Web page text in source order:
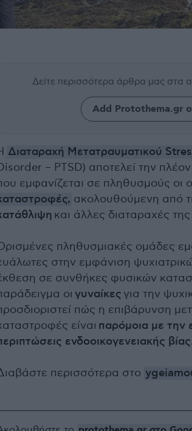
Δείτε περισσότερα άρθρα μας στα
Add Protothema.gr
Διαταραχή Μετατραυματικού
– PTSD) αποτελεί την
εμφανίζεται σε πληθυσμούς οι
, ακολουθούμενη από
και άλλες διαταραχές
πληθυσμιακές ομάδες
στην εμφάνιση
σε συνθήκες φυσικών
οι γυναίκες για την
πώς η επιβάρυνση
είναι παρόμοια με την
ενδοοικογενειακής βίας.
περισσότερα στο